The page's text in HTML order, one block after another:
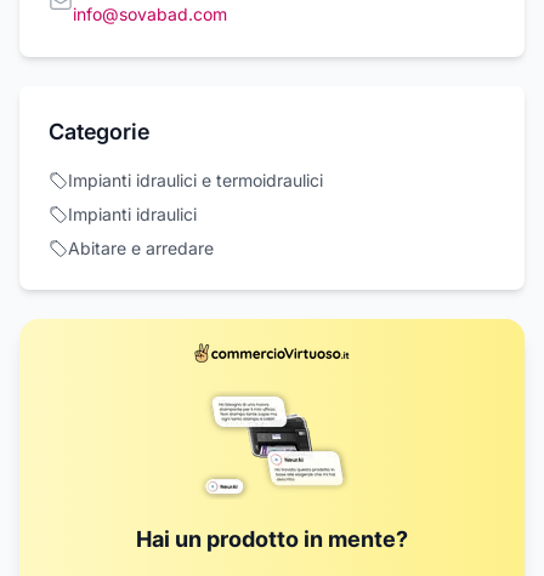
info@sovabad.com
Categorie
Impianti idraulici e termoidraulici
Impianti idraulici
Abitare e arredare
Hai un prodotto in mente?